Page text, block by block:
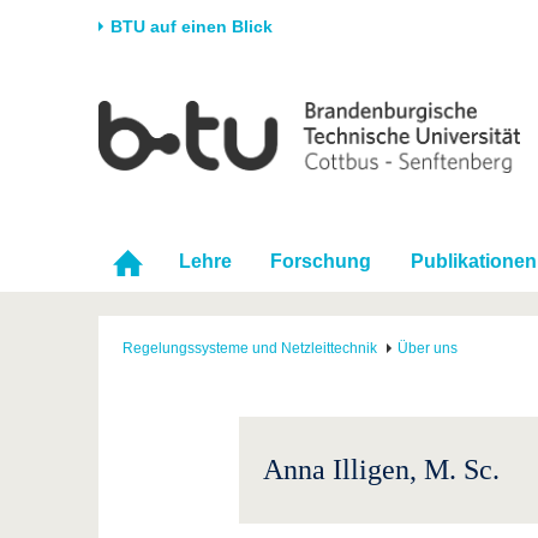
BTU auf einen Blick
Universität
Karriere & Engagement
Partnerschaften &
Strukturwandel
Forschung
Förderung
Wissenschaftlicher
Nachwuchs
Im
Lehre Forschung Publikationen
Regelungssysteme und Netzleittechnik Über uns
Anna Illigen, M. Sc.